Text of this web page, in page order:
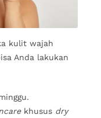
kulit wajah
Anda lakukan
khusus dry